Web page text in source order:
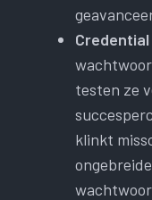
testen ze
klinkt